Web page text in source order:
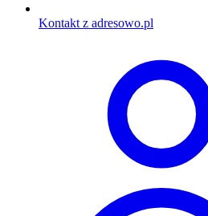
Kontakt z adresowo.pl